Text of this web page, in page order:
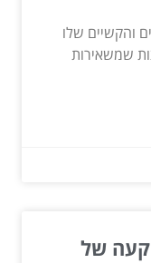
והקשיים שלו
שמשאירות
של